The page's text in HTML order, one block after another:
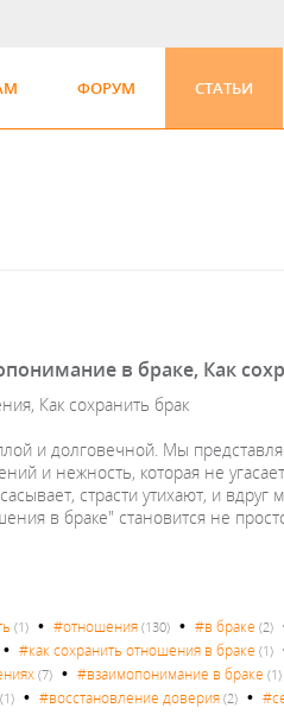
ФОРУМ СТАТЬИ
в браке, Как
Как сохранить брак
и долговечной. Мы
и нежность, которая не
страсти утихают, и вдруг
в браке" становится не
(1) •#отношения (130) •#в браке (2)
•#как сохранить отношения в браке (1)
(7) •#взаимопонимание в браке (1)
(1) •#восстановление доверия (2) •